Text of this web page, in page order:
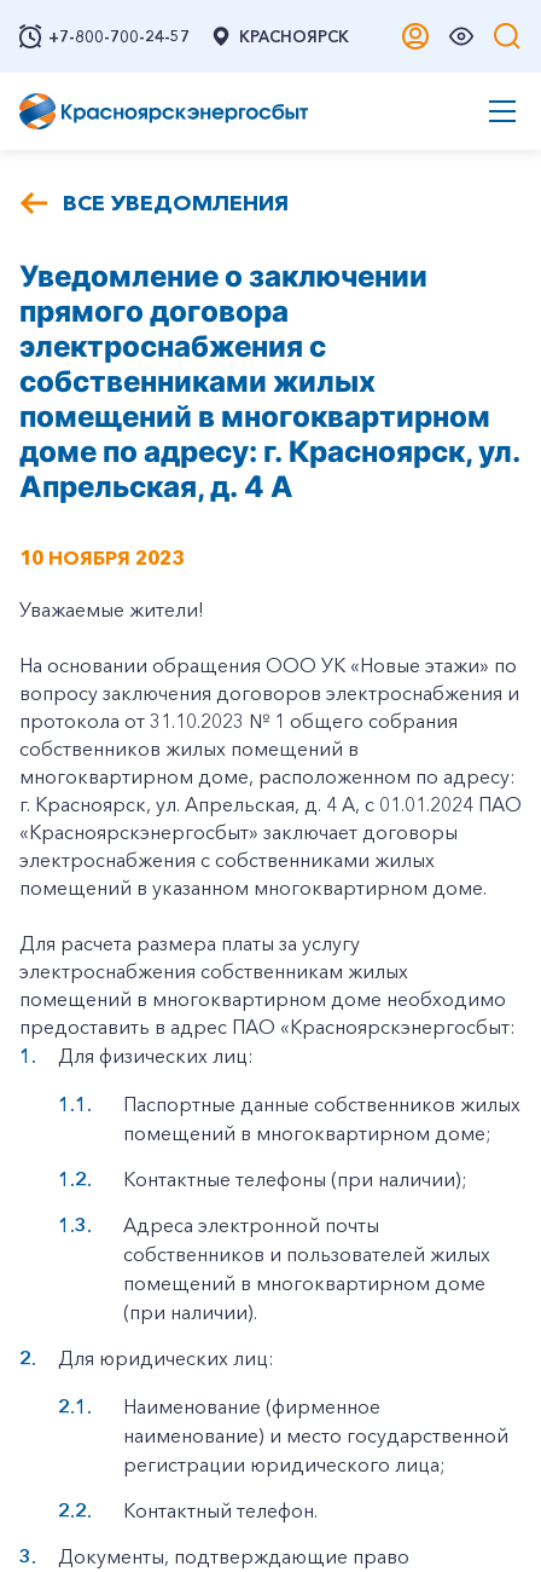
+7-800-700-24-57 КРАСНОЯРСК
ВСЕ УВЕДОМЛЕНИЯ
Уведомление о заключении
прямого договора
электроснабжения с
собственниками жилых
помещений в многоквартирном
доме по адресу: г. Красноярск, ул.
Апрельская, д. 4 А
10 НОЯБРЯ 2023
Уважаемые жители!
На основании обращения ООО УК «Новые этажи» по
вопросу заключения договоров электроснабжения и
протокола от 31.10.2023 № 1 общего собрания
собственников жилых помещений в
многоквартирном доме, расположенном по адресу:
г. Красноярск, ул. Апрельская, д. 4 А, с 01.01.2024 ПАО
«Красноярскэнергосбыт» заключает договоры
электроснабжения с собственниками жилых
помещений в указанном многоквартирном доме.
Для расчета размера платы за услугу
электроснабжения собственникам жилых
помещений в многоквартирном доме необходимо
предоставить в адрес ПАО «Красноярскэнергосбыт:
Для физических лиц:
Паспортные данные собственников жилых
помещений в многоквартирном доме;
Контактные телефоны (при наличии);
Адреса электронной почты
собственников и пользователей жилых
помещений в многоквартирном доме
(при наличии).
Для юридических лиц:
Наименование (фирменное
наименование) и место государственной
регистрации юридического лица;
Контактный телефон.
Документы, подтверждающие право